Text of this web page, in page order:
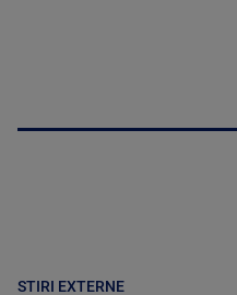
STIRI EXTERNE